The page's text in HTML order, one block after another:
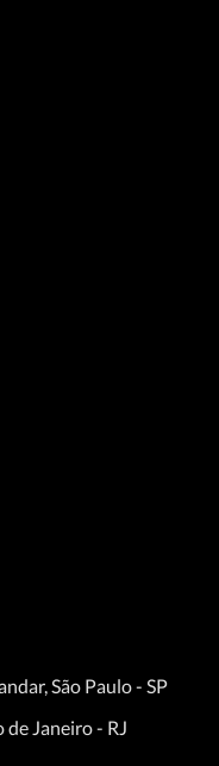
São Paulo - SP
de Janeiro - RJ